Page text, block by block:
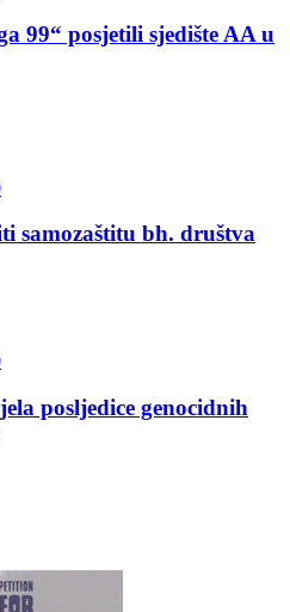
99“ posjetili sjedište AA u
samozaštitu bh. društva
posljedice genocidnih